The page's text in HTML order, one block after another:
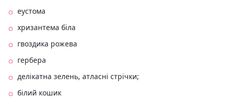
еустома
хризантема біла
гвоздика рожева
гербера
делікатна зелень, атласні стрічки;
білий кошик